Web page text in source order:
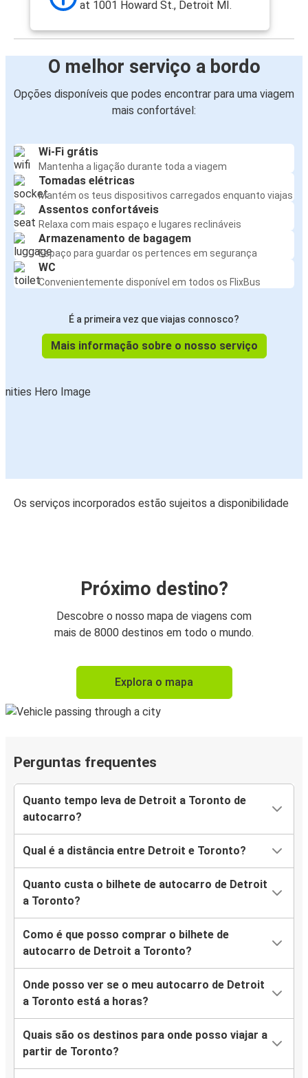
at 1001 Howard St., Detroit MI.
O melhor serviço a bordo
Opções disponíveis que podes encontrar para uma viagem
mais confortável:
Wi-Fi grátis
Mantenha a ligação durante toda a viagem
Tomadas elétricas
Mantém os teus dispositivos carregados enquanto viajas
Assentos confortáveis
Relaxa com mais espaço e lugares reclináveis
Armazenamento de bagagem
Espaço para guardar os pertences em segurança
WC
Convenientemente disponível em todos os FlixBus
É a primeira vez que viajas connosco?
Mais informação sobre o nosso serviço
Os serviços incorporados estão sujeitos a disponibilidade
Próximo destino?
Descobre o nosso mapa de viagens com
mais de 8000 destinos em todo o mundo.
Explora o mapa
Perguntas frequentes
Quanto tempo leva de Detroit a Toronto de
autocarro?
Qual é a distância entre Detroit e Toronto?
Quanto custa o bilhete de autocarro de Detroit
a Toronto?
Como é que posso comprar o bilhete de
autocarro de Detroit a Toronto?
Onde posso ver se o meu autocarro de Detroit
a Toronto está a horas?
Quais são os destinos para onde posso viajar a
partir de Toronto?